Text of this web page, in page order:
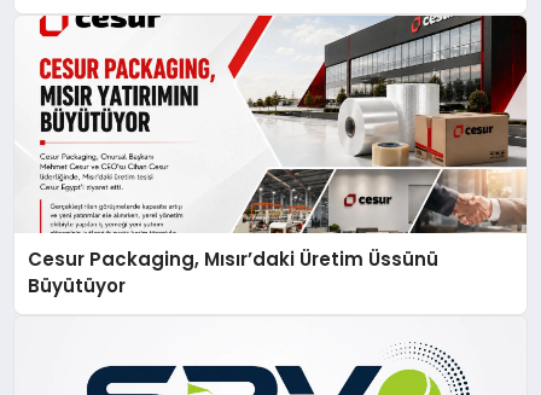
Cesur Packaging, Mısır’daki Üretim Üssünü
Büyütüyor